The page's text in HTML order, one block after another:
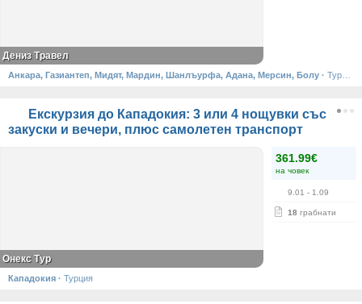
Дениз Травел
Анкара, Газиантеп, Мидят, Мардин, Шанлъурфа, Адана, Мерсин, Болу · Турция
Екскурзия до Кападокия: 3 или 4 нощувки със
закуски и вечери, плюс самолетен транспорт
361.99€
на човек
9.01 - 1.09
18 грабнати
Онекс Тур
Кападокия · Турция